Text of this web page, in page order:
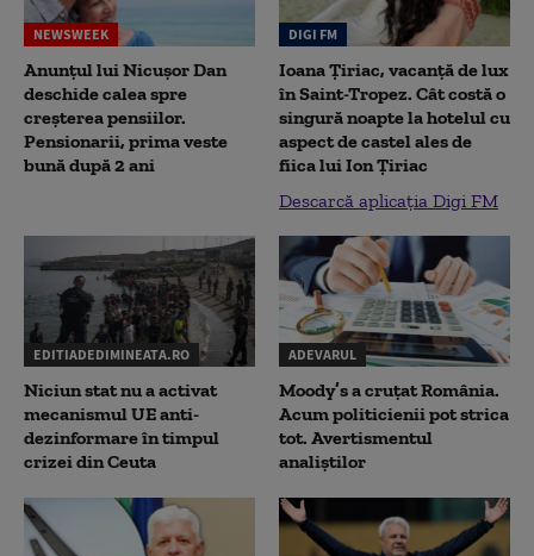
NEWSWEEK
Anunțul lui Nicușor Dan
deschide calea spre
creșterea pensiilor.
Pensionarii, prima veste
bună după 2 ani
DIGI FM
Ioana Țiriac, vacanță de lux
în Saint-Tropez. Cât costă o
singură noapte la hotelul cu
aspect de castel ales de
fiica lui Ion Țiriac
Descarcă aplicația Digi FM
EDITIADEDIMINEATA.RO
Niciun stat nu a activat
mecanismul UE anti-
dezinformare în timpul
crizei din Ceuta
ADEVARUL
Moody’s a cruțat România.
Acum politicienii pot strica
tot. Avertismentul
analiștilor